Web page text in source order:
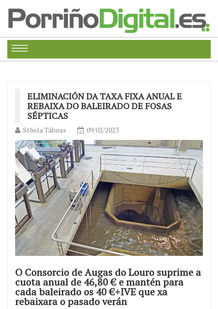
ELIMINACIÓN DA TAXA FIXA ANUAL E
REBAIXA DO BALEIRADO DE FOSAS
SÉPTICAS
Sthela Táboas 09/02/2023
O Consorcio de Augas do Louro suprime a
cuota anual de 46,80 € e mantén para
cada baleirado os 40 €+IVE que xa
rebaixara o pasado verán